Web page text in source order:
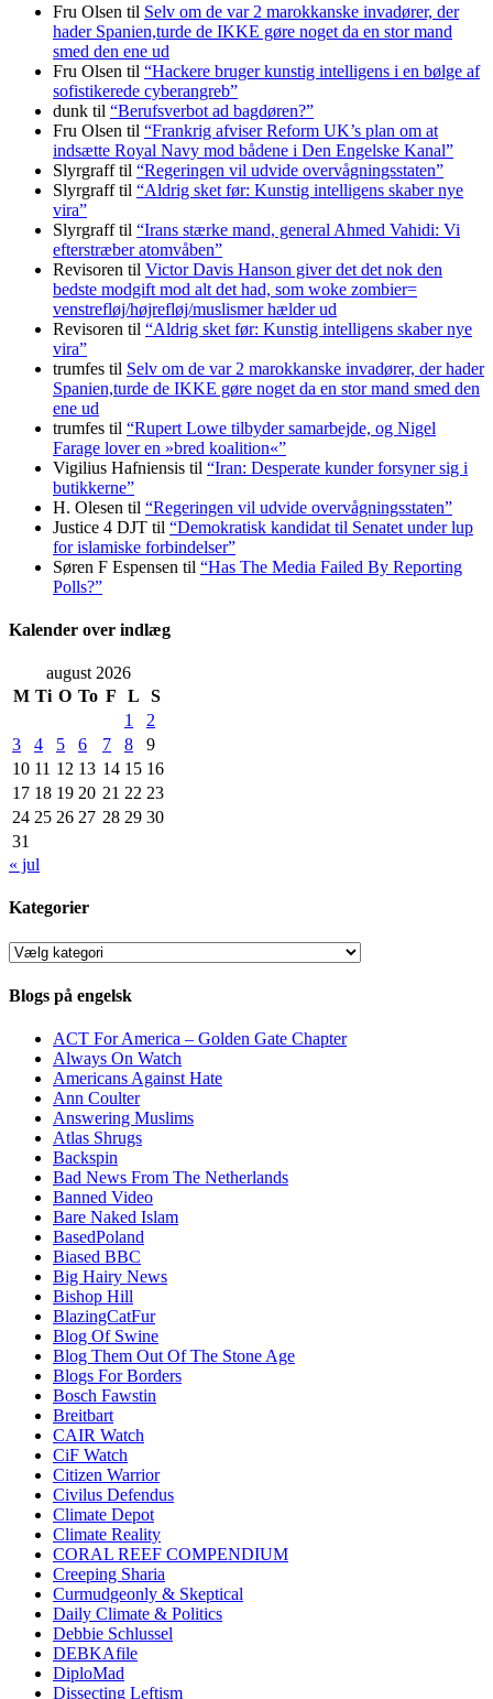
Fru Olsen til Selv om de var 2 marokkanske invadører, der
hader Spanien,turde de IKKE gøre noget da en stor mand
smed den ene ud
Fru Olsen til “Hackere bruger kunstig intelligens i en bølge af
sofistikerede cyberangreb”
dunk til “Berufsverbot ad bagdøren?”
Fru Olsen til “Frankrig afviser Reform UK’s plan om at
indsætte Royal Navy mod bådene i Den Engelske Kanal”
Slyrgrafftil “Regeringen vil udvide overvågningsstaten”
Slyrgrafftil “Aldrig sket før: Kunstig intelligens skaber nye
vira”
Slyrgrafftil “Irans stærke mand, general Ahmed Vahidi: Vi
efterstræber atomvåben”
Revisoren til Victor Davis Hanson giver det det nok den
bedste modgift mod alt det had, som woke zombier=
venstrefløj/højrefløj/muslismer hælder ud
Revisoren til “Aldrig sket før: Kunstig intelligens skaber nye
vira”
trumfes til Selv om de var 2 marokkanske invadører, der hader
Spanien,turde de IKKE gøre noget da en stor mand smed den
ene ud
trumfes til “Rupert Lowe tilbyder samarbejde, og Nigel
Farage lover en »bred koalition«”
Vigilius Hafniensis til “Iran: Desperate kunder forsyner sig i
butikkerne”
H. Olesen til “Regeringen vil udvide overvågningsstaten”
Justice 4 DJT til “Demokratisk kandidat til Senatet under lup
for islamiske forbindelser”
Søren F Espensen til “Has The Media Failed By Reporting
Polls?”
Kalender over indlæg
august 2026
M Ti O To F L
S
1
2
3
4 5 6 7 8
9
10 11 12 13 14 15 16
17 18 19 20 21 22 23
24 25 26 27 28 29 30
31
« jul
Kategorier
Kategorier
Blogs på engelsk
ACT For America – Golden Gate Chapter
Always On Watch
Americans Against Hate
Ann Coulter
Answering Muslims
Atlas Shrugs
Backspin
Bad News From The Netherlands
Banned Video
Bare Naked Islam
BasedPoland
Biased BBC
Big Hairy News
Bishop Hill
BlazingCatFur
Blog Of Swine
Blog Them Out Of The Stone Age
Blogs For Borders
Bosch Fawstin
Breitbart
CAIR Watch
CiF Watch
Citizen Warrior
Civilus Defendus
Climate Depot
Climate Reality
CORAL REEF COMPENDIUM
Creeping Sharia
Curmudgeonly & Skeptical
Daily Climate & Politics
Debbie Schlussel
DEBKAfile
DiploMad
Dissecting Leftism